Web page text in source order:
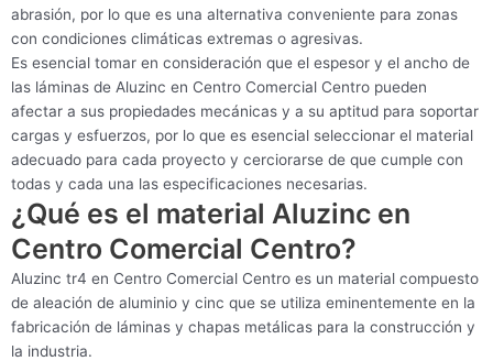
abrasión, por lo que es una alternativa conveniente para zonas
con condiciones climáticas extremas o agresivas.
Es esencial tomar en consideración que el espesor y el ancho de
las láminas de Aluzinc en Centro Comercial Centro pueden
afectar a sus propiedades mecánicas y a su aptitud para soportar
cargas y esfuerzos, por lo que es esencial seleccionar el material
adecuado para cada proyecto y cerciorarse de que cumple con
todas y cada una las especificaciones necesarias.
¿Qué es el material Aluzinc en
Centro Comercial Centro?
Aluzinc tr4 en Centro Comercial Centro es un material compuesto
de aleación de aluminio y cinc que se utiliza eminentemente en la
fabricación de láminas y chapas metálicas para la construcción y
la industria.